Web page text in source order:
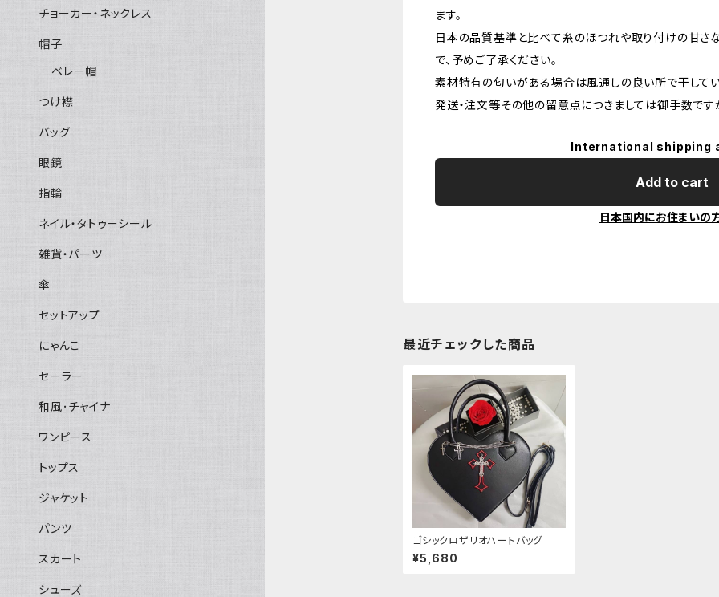
ます。
日本の品質基準と比べて糸のほつれや取り付けの甘さ
で、予めご了承ください。
素材特有の匂いがある場合は風通しの良い所で干してい
発送・注文等その他の留意点につきましては御手数で
International shipping
Add to cart
日本国内にお住まいの
最近チェックした商品
ゴシックロザリオハートバッグ
¥5,680
チョーカー・ネックレス
帽子
ベレー帽
つけ襟
バッグ
眼鏡
指輪
ネイル・タトゥーシール
雑貨・パーツ
傘
セットアップ
にゃんこ
セーラー
和風･チャイナ
ワンピース
トップス
ジャケット
パンツ
スカート
シューズ